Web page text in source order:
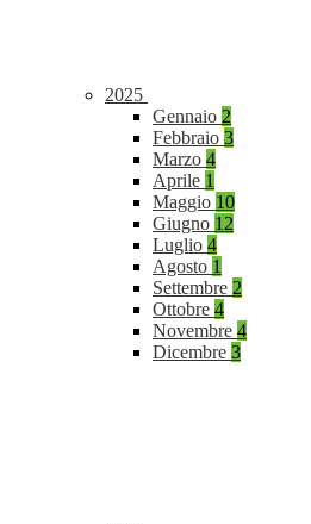
2025
Gennaio 2
Febbraio 3
Marzo 4
Aprile 1
Maggio 10
Giugno 12
Luglio 4
Agosto 1
Settembre 2
Ottobre 4
Novembre 4
Dicembre 3